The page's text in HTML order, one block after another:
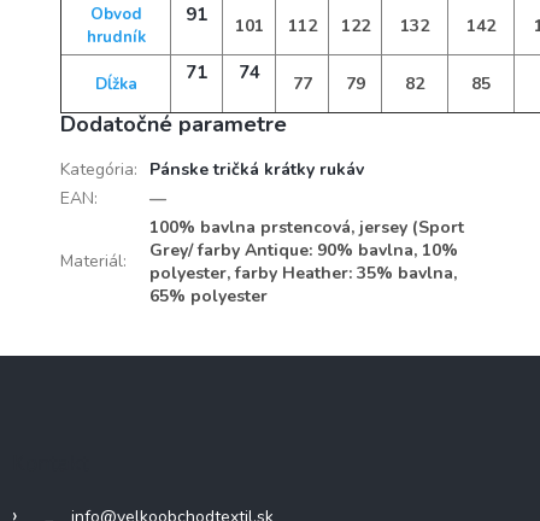
Obvod
hrudník
91 101 112 122 132 142
Dĺžka 71 74 77 79 82 85
Dodatočné parametre
Kategória:
Pánske tričká krátky rukáv
EAN: —
Materiál:
100% bavlna prstencová, jersey (Sport
Grey/ farby Antique: 90% bavlna, 10%
polyester, farby Heather: 35% bavlna,
65% polyester
info@velkoobchodtextil.sk